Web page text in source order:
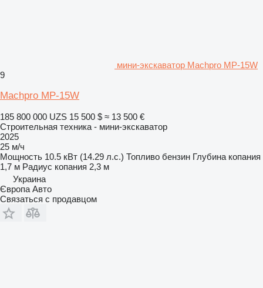
мини-экскаватор Machpro MP-15W
9
Machpro MP-15W
185 800 000 UZS 15 500 $ ≈ 13 500 €
Строительная техника - мини-экскаватор
2025
25 м/ч
Мощность 10.5 кВт (14.29 л.с.) Топливо бензин Глубина копания
1,7 м Радиус копания 2,3 м
Украина
Європа Авто
Связаться с продавцом